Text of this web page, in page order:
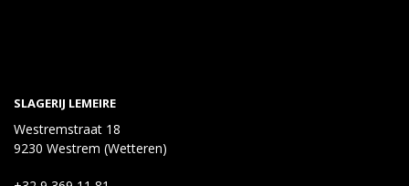
SLAGERIJ LEMEIRE
Westremstraat 18
9230 Westrem (Wetteren)